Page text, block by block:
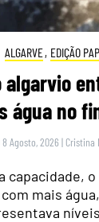
ALGARVE, EDIÇÃO
algarvio
água no
Agosto, 2026 | Cristina
capacidade,
mais